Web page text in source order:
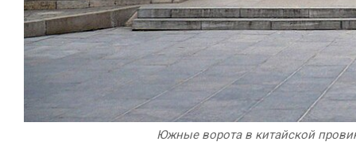
Южные ворота в китайской